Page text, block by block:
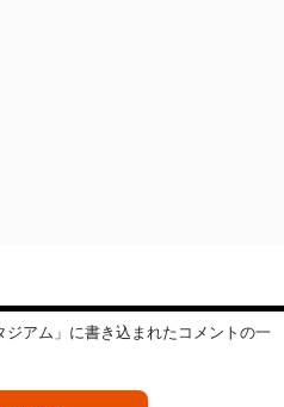
アム」に書き込まれたコメントの一